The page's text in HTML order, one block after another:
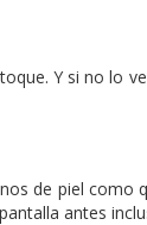
Y si no lo
de piel como
antes